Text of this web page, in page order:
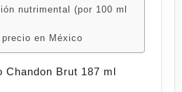
nutrimental (por 100 ml
en México
Chandon Brut 187 ml